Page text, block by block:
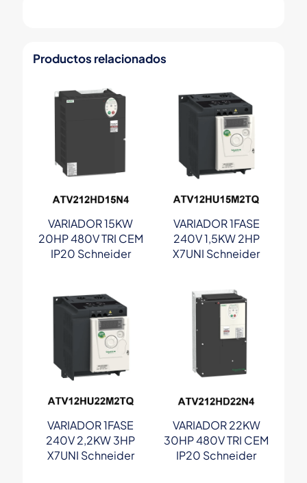
Productos relacionados
VARIADOR 15KW
20HP 480V TRI CEM
IP20 Schneider
VARIADOR 1FASE
240V 1,5KW 2HP
X7UNI Schneider
VARIADOR 1FASE
240V 2,2KW 3HP
X7UNI Schneider
VARIADOR 22KW
30HP 480V TRI CEM
IP20 Schneider